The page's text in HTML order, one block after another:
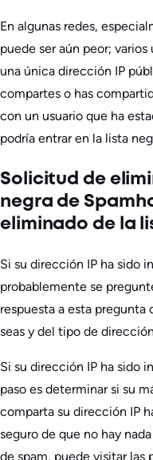
En algunas redes,
puede ser aún peor;
una única dirección IP
compartes o has
con un usuario que ha
podría entrar en la lista
Solicitud de
negra de
eliminado de la
Si su dirección IP ha sido
probablemente se
respuesta a esta
seas y del tipo de
Si su dirección IP ha sido
paso es determinar si su
comparta su dirección IP
seguro de que no hay
de spam, puede visitar las